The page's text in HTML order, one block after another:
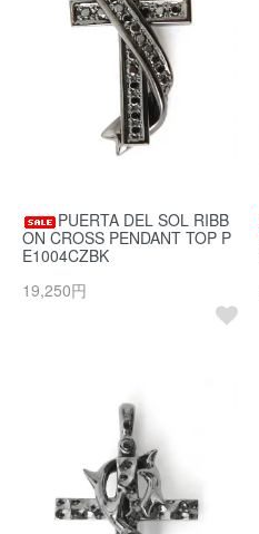
PUERTA DEL SOL RIBB
ON CROSS PENDANT TOP P
E1004CZBK
19,250円